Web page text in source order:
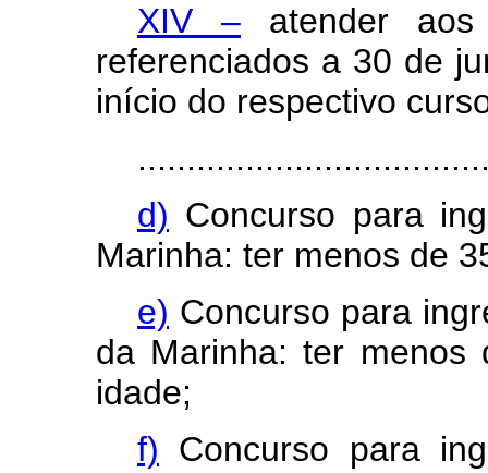
XIV – atender
referenciados a 30 de
início do respectivo
d) Concurso para
Marinha: ter menos de
e) Concurso para
da Marinha: ter
idade;
f) Concurso para